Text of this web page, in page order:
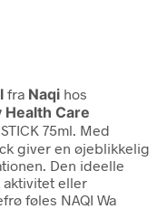
fra Naqi hos
Health Care
75ml. Med
giver en øjeblikkelig
Den ideelle
aktivitet eller
føles NAQI Wa